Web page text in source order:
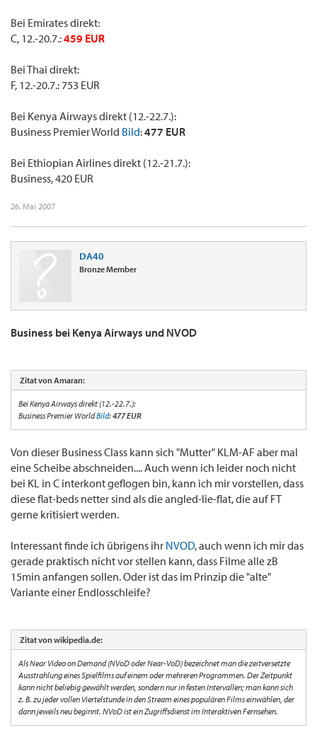
Bei Emirates direkt:
C, 12.-20.7.:459 EUR
Bei Thai direkt:
F, 12.-20.7.: 753 EUR
Bei Kenya Airways direkt (12.-22.7.):
Business Premier World Bild:477 EUR
Bei Ethiopian Airlines direkt (12.-21.7.):
Business, 420 EUR
26. Mai 2007
DA40
Bronze Member
Business bei Kenya Airways und NVOD
Zitat von Amaran:
Bei Kenya Airways direkt (12.-22.7.):
Business Premier WorldBild:477 EUR
Von dieser Business Class kann sich "Mutter" KLM-AF aber mal
eine Scheibe abschneiden.... Auch wenn ich leider noch nicht
bei KL in C interkont geflogen bin, kann ich mir vorstellen, dass
diese flat-beds netter sind als die angled-lie-flat, die auf FT
gerne kritisiert werden.
Interessant finde ich übrigens ihr NVOD, auch wenn ich mir das
gerade praktisch nicht vor stellen kann, dass Filme alle zB
15min anfangen sollen. Oder ist das im Prinzip die "alte"
Variante einer Endlosschleife?
Zitat von wikipedia.de:
Als Near Video on Demand (NVoD oder Near-VoD) bezeichnet man die zeitversetzte
Ausstrahlung eines Spielfilms auf einem oder mehreren Programmen. Der Zeitpunkt
kann nicht beliebig gewählt werden, sondern nur in festen Intervallen; man kann sich
z. B. zu jeder vollen Viertelstunde in den Stream eines populären Films einwählen, der
dann jeweils neu beginnt. NVoD ist ein Zugriffsdienst im Interaktiven Fernsehen.